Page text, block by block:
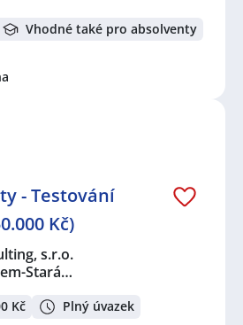
Vhodné také pro absolventy
- Testování
Kč)
s.r.o.
Stará…
Kč Plný úvazek